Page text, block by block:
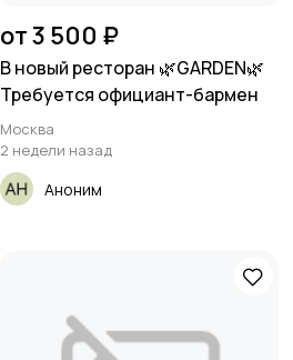
от 3 500 ₽
В новый ресторан 🌿GARDEN🌿
Требуется официант-бармен
Москва
2 недели назад
Аноним